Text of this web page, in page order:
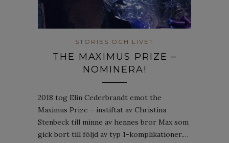
STORIES OCH LIVET
THE MAXIMUS PRIZE –
NOMINERA!
2018 tog Elin Cederbrandt emot the
Maximus Prize – instiftat av Christina
Stenbeck till minne av hennes bror Max som
gick bort till följd av typ 1-komplikationer.…